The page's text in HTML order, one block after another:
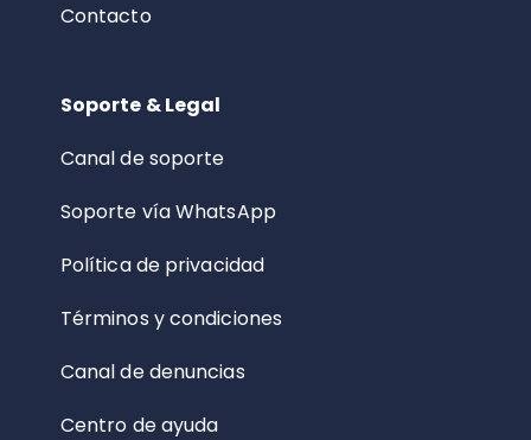
Contacto
Soporte & Legal
Canal de soporte
Soporte vía WhatsApp
Política de privacidad
Términos y condiciones
Canal de denuncias
Centro de ayuda